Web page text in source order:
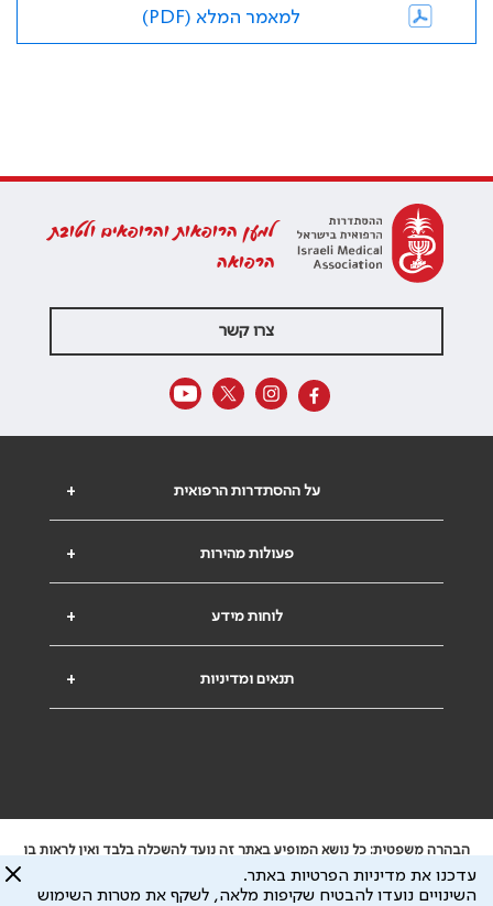
למאמר המלא (PDF)
למען הרופאות והרופאים ולטובת
הרפואה
צרו קשר
+ על ההסתדרות הרפואית
+ פעולות מהירות
+ לוחות מידע
+ תנאים ומדיניות
הבהרה משפטית: כל נושא המופיע באתר זה נועד להשכלה בלבד ואין לראות בו
ייעוץ רפואי או משפטי. אין הר"י אחראית לתוכן המתפרסם באתר זה ולכל נזק
שעלול להיגרם.
עדכנו את מדיניות הפרטיות באתר.
השינויים נועדו להבטיח שקיפות מלאה, לשקף את מטרות השימוש